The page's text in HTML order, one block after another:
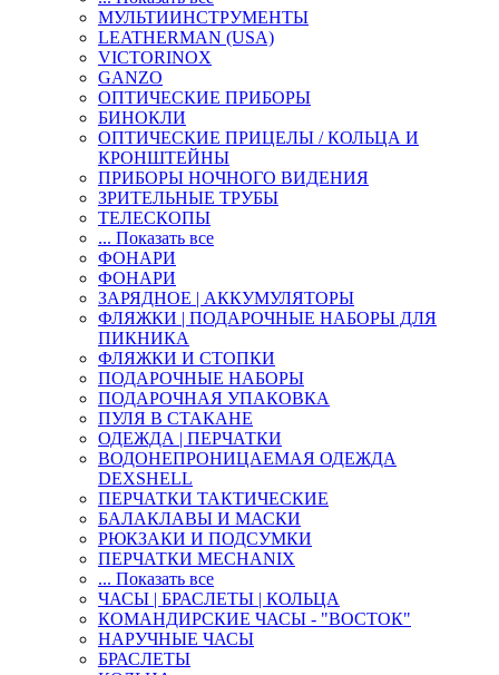
МУЛЬТИИНСТРУМЕНТЫ
LEATHERMAN (USA)
VICTORINOX
GANZO
ОПТИЧЕСКИЕ ПРИБОРЫ
БИНОКЛИ
ОПТИЧЕСКИЕ ПРИЦЕЛЫ / КОЛЬЦА И
КРОНШТЕЙНЫ
ПРИБОРЫ НОЧНОГО ВИДЕНИЯ
ЗРИТЕЛЬНЫЕ ТРУБЫ
ТЕЛЕСКОПЫ
... Показать все
ФОНАРИ
ФОНАРИ
ЗАРЯДНОЕ | АККУМУЛЯТОРЫ
ФЛЯЖКИ | ПОДАРОЧНЫЕ НАБОРЫ ДЛЯ
ПИКНИКА
ФЛЯЖКИ И СТОПКИ
ПОДАРОЧНЫЕ НАБОРЫ
ПОДАРОЧНАЯ УПАКОВКА
ПУЛЯ В СТАКАНЕ
ОДЕЖДА | ПЕРЧАТКИ
ВОДОНЕПРОНИЦАЕМАЯ ОДЕЖДА
DEXSHELL
ПЕРЧАТКИ ТАКТИЧЕСКИЕ
БАЛАКЛАВЫ И МАСКИ
РЮКЗАКИ И ПОДСУМКИ
ПЕРЧАТКИ MECHANIX
... Показать все
ЧАСЫ | БРАСЛЕТЫ | КОЛЬЦА
КОМАНДИРСКИЕ ЧАСЫ - "ВОСТОК"
НАРУЧНЫЕ ЧАСЫ
БРАСЛЕТЫ